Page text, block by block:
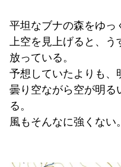
平坦なブナの森をゆっ
上空を見上げると、う
放っている。
予想していたよりも、
曇り空ながら空が明る
る。
風もそんなに強くない。